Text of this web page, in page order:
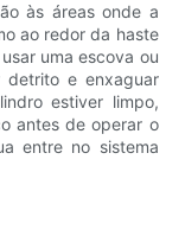
às áreas onde a
ao redor da haste
uma escova ou
detrito e enxaguar
estiver limpo,
antes de operar o
entre no sistema